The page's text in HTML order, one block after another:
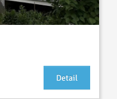
Detail